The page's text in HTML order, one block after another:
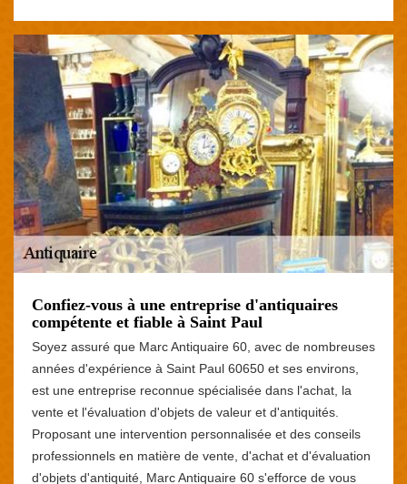
Confiez-vous à une entreprise d'antiquaires
compétente et fiable à Saint Paul
Soyez assuré que Marc Antiquaire 60, avec de nombreuses
années d'expérience à Saint Paul 60650 et ses environs,
est une entreprise reconnue spécialisée dans l'achat, la
vente et l'évaluation d'objets de valeur et d'antiquités.
Proposant une intervention personnalisée et des conseils
professionnels en matière de vente, d'achat et d'évaluation
d'objets d'antiquité, Marc Antiquaire 60 s'efforce de vous